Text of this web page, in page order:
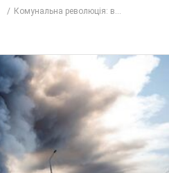
Комунальна революція: в...